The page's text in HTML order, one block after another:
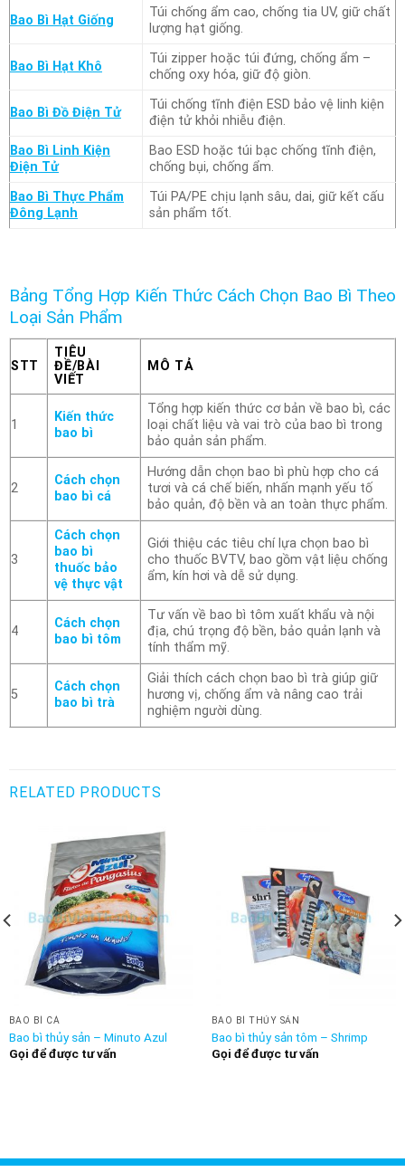
Bao Bì Hạt Giống
Túi chống ẩm cao, chống tia UV, giữ chất
lượng hạt giống.
Bao Bì Hạt Khô
Túi zipper hoặc túi đứng, chống ẩm –
chống oxy hóa, giữ độ giòn.
Bao Bì Đồ Điện Tử
Túi chống tĩnh điện ESD bảo vệ linh kiện
điện tử khỏi nhiễu điện.
Bao Bì Linh Kiện
Điện Tử
Bao ESD hoặc túi bạc chống tĩnh điện,
chống bụi, chống ẩm.
Bao Bì Thực Phẩm
Đông Lạnh
Túi PA/PE chịu lạnh sâu, dai, giữ kết cấu
sản phẩm tốt.
Bảng Tổng Hợp Kiến Thức Cách Chọn Bao Bì Theo
Loại Sản Phẩm
STT
TIÊU
ĐỀ/BÀI
VIẾT
MÔ TẢ
1
Kiến thức
bao bì
Tổng hợp kiến thức cơ bản về bao bì, các
loại chất liệu và vai trò của bao bì trong
bảo quản sản phẩm.
2
Cách chọn
bao bì cá
Hướng dẫn chọn bao bì phù hợp cho cá
tươi và cá chế biến, nhấn mạnh yếu tố
bảo quản, độ bền và an toàn thực phẩm.
3
Cách chọn
bao bì
thuốc bảo
vệ thực vật
Giới thiệu các tiêu chí lựa chọn bao bì
cho thuốc BVTV, bao gồm vật liệu chống
ẩm, kín hơi và dễ sử dụng.
4
Cách chọn
bao bì tôm
Tư vấn về bao bì tôm xuất khẩu và nội
địa, chú trọng độ bền, bảo quản lạnh và
tính thẩm mỹ.
5
Cách chọn
bao bì trà
Giải thích cách chọn bao bì trà giúp giữ
hương vị, chống ẩm và nâng cao trải
nghiệm người dùng.
RELATED PRODUCTS
BAO BÌ CÁ
Bao bì thủy sản – Minuto Azul
Gọi để được tư vấn
BAO BÌ THỦY SẢN
Bao bì thủy sản tôm – Shrimp
Gọi để được tư vấn